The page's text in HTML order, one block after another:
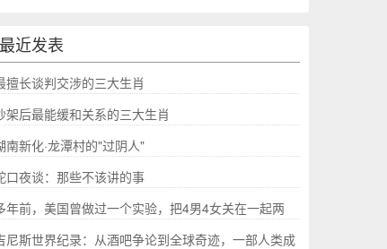
最近发表
擅长谈判交涉的三大生肖
架后最能缓和关系的三大生肖
南新化·龙潭村的"过阴人"
口夜谈：那些不该讲的事
年前，美国曾做过一个实验，把4男4女关在一起两
结果如何?
尼斯世界纪录：从酒吧争论到全球奇迹，一部人类成